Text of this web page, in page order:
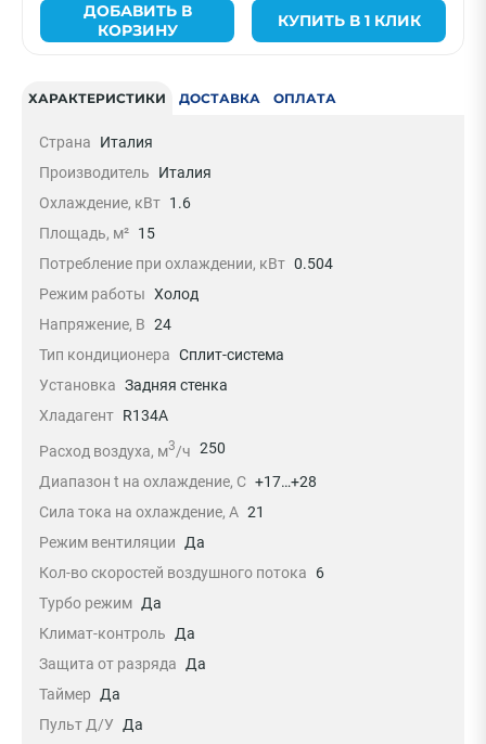
ДОБАВИТЬ В
КОРЗИНУ
КУПИТЬ В 1 КЛИК
ХАРАКТЕРИСТИКИ ДОСТАВКА ОПЛАТА
Страна
Италия
Производитель
Италия
Охлаждение, кВт 1.6
Площадь, м² 15
Потребление при охлаждении, кВт 0.504
Режим работы Холод
Напряжение, В 24
Тип кондиционера Сплит-система
Установка Задняя стенка
Хладагент R134A
Расход воздуха, м3/ч 250
Диапазон t на охлаждение, С +17…+28
Сила тока на охлаждение, А 21
Режим вентиляции
Да
Кол-во скоростей воздушного потока
6
Турбо режим Да
Климат-контроль
Да
Защита от разряда
Да
Таймер
Да
Пульт Д/У
Да